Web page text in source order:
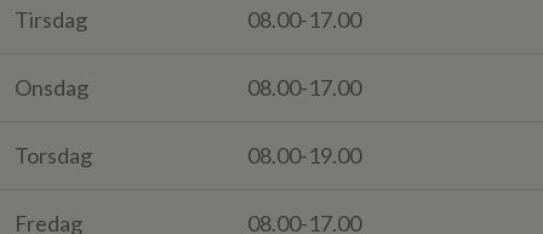
Tirsdag 08.00-17.00
Onsdag 08.00-17.00
Torsdag 08.00-19.00
Fredag 08.00-17.00